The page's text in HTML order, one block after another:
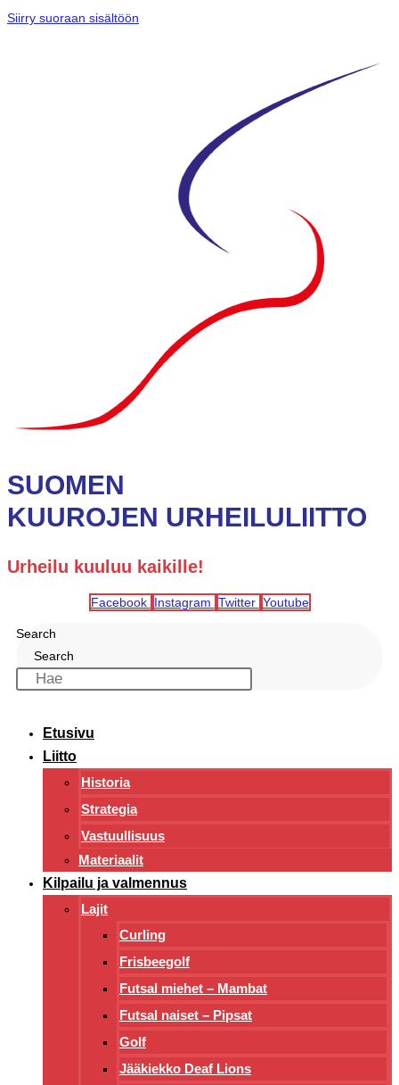
Siirry suoraan sisältöön
SUOMEN
KUUROJEN URHEILULIITTO
Urheilu kuuluu kaikille!
Facebook Instagram Twitter Youtube
Search
Search
Etusivu
Liitto
Historia
Strategia
Vastuullisuus
Materiaalit
Kilpailu ja valmennus
Lajit
Curling
Frisbeegolf
Futsal miehet – Mambat
Futsal naiset – Pipsat
Golf
Jääkiekko Deaf Lions